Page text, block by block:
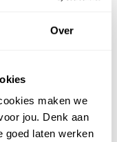
Over
maken we
jou. Denk aan
goed laten werken